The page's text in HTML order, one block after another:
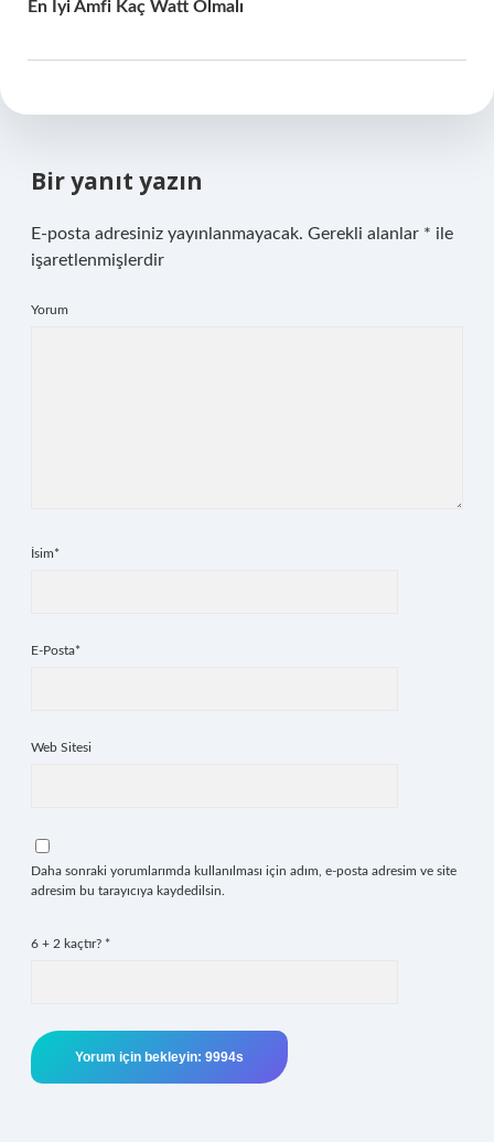
En Iyi Amfi Kaç Watt Olmalı
Bir yanıt yazın
E-posta adresiniz yayınlanmayacak. Gerekli alanlar * ile
işaretlenmişlerdir
Yorum
İsim*
E-Posta*
Web Sitesi
Daha sonraki yorumlarımda kullanılması için adım, e-posta adresim ve site
adresim bu tarayıcıya kaydedilsin.
6 + 2 kaçtır? *